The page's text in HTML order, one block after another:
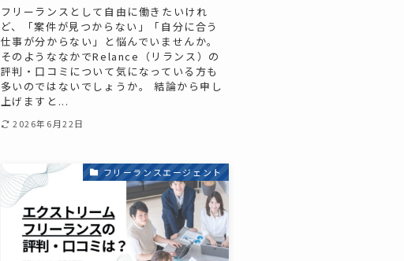
フリーランスとして自由に働きたいけれ
ど、「案件が見つからない」「自分に合う
仕事が分からない」と悩んでいませんか。
そのようななかでRelance（リランス）の
評判・口コミについて気になっている方も
多いのではないでしょうか。 結論から申し
上げますと...
2026年6月22日
フリーランスエージェント